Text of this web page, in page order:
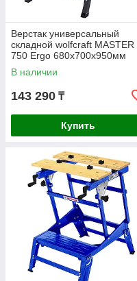
Верстак универсальный
складной wolfcraft MASTER
750 Ergo 680x700x950мм
6871000
В наличии
143 290 ₸
Купить